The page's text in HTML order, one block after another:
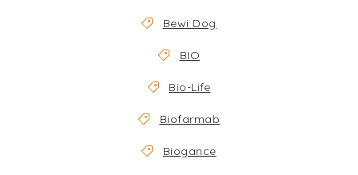
Bewi Dog
BIO
Bio-Life
Biofarmab
Biogance